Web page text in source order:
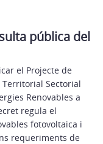
pública del
el Projecte de
Territorial Sectorial
Renovables a
regula el
fotovoltaica i
requeriments de